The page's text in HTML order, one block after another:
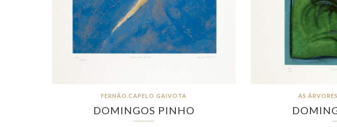
FERNÃO CAPELO GAIVOTA
DOMINGOS PINHO
AS